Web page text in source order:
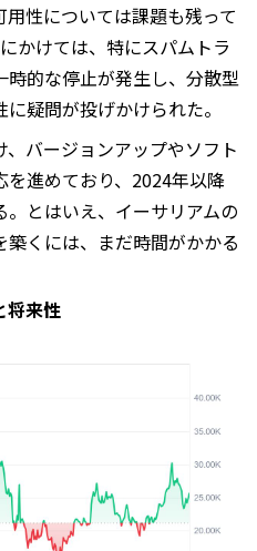
性については課題も残って
かけては、特にスパムトラ
時的な停止が発生し、分散型
疑問が投げかけられた。
バージョンアップやソフト
を進めており、2024年以降
とはいえ、イーサリアムの
くには、まだ時間がかかる
将来性